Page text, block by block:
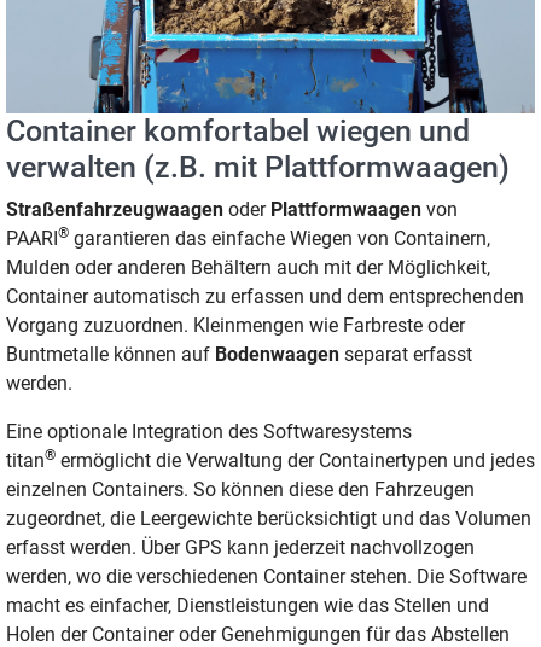
Container komfortabel wiegen und
verwalten (z.B. mit Plattformwaagen)
Straßenfahrzeugwaagen oder Plattformwaagen von
PAARI® garantieren das einfache Wiegen von Containern,
Mulden oder anderen Behältern auch mit der Möglichkeit,
Container automatisch zu erfassen und dem entsprechenden
Vorgang zuzuordnen. Kleinmengen wie Farbreste oder
Buntmetalle können auf Bodenwaagen separat erfasst
werden.
Eine optionale Integration des Softwaresystems
titan® ermöglicht die Verwaltung der Containertypen und jedes
einzelnen Containers. So können diese den Fahrzeugen
zugeordnet, die Leergewichte berücksichtigt und das Volumen
erfasst werden. Über GPS kann jederzeit nachvollzogen
werden, wo die verschiedenen Container stehen. Die Software
macht es einfacher, Dienstleistungen wie das Stellen und
Holen der Container oder Genehmigungen für das Abstellen